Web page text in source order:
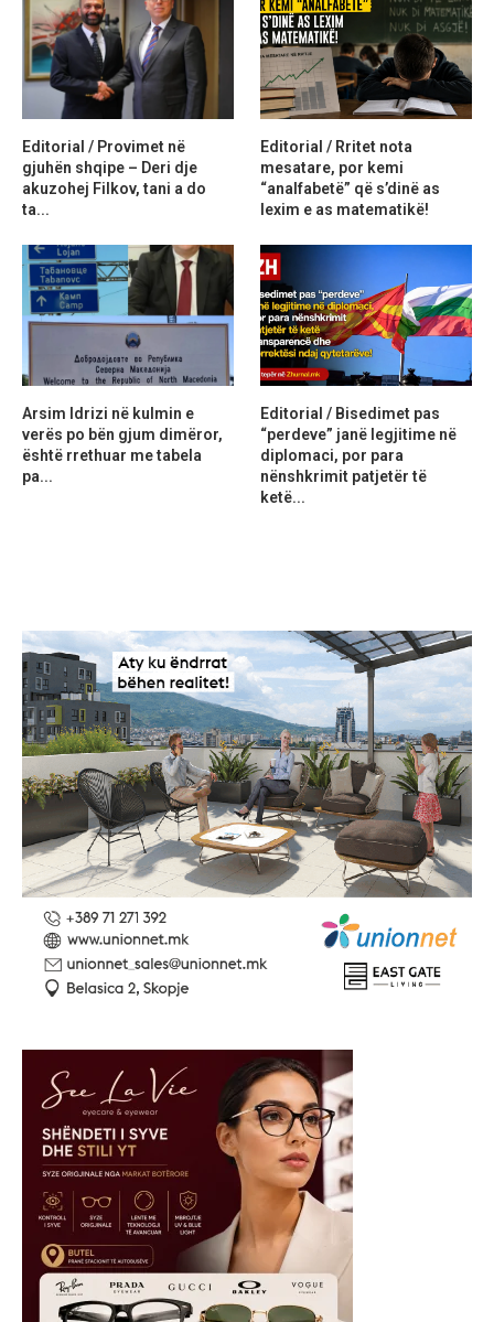
Editorial / Provimet në
gjuhën shqipe – Deri dje
akuzohej Filkov, tani a do
ta...
Editorial / Rritet nota
mesatare, por kemi
“analfabetë” që s’dinë as
lexim e as matematikë!
Arsim Idrizi në kulmin e
verës po bën gjum dimëror,
është rrethuar me tabela
pa...
Editorial / Bisedimet pas
“perdeve” janë legjitime në
diplomaci, por para
nënshkrimit patjetër të
ketë...